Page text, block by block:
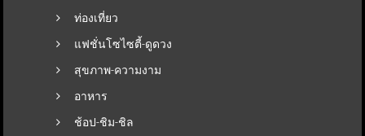
ท่องเที่ยว
แฟชั่นโซไซตี้-ดูดวง
สุขภาพ-ความงาม
อาหาร
ช้อป-ชิม-ชิล